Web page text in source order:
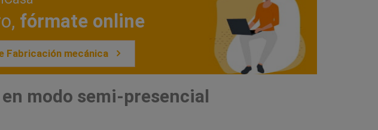
fórmate online
Fabricación mecánica
modo semi-presencial